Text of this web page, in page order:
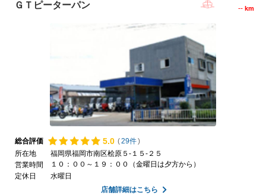
ＧＴピーターパン -- km
総合評価 5.0 (29件)
所在地
福岡県福岡市南区桧原５-１５-２５
営業時間
１０：００～１９：００（金曜日は夕方から）
定休日
水曜日
店舗詳細はこちら